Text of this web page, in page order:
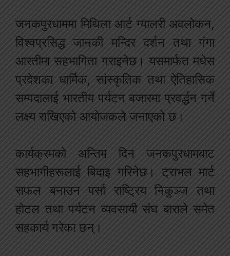
जनकपुरधाममा मिथिला आर्ट ग्यालरी अवलोकन,
विश्वप्रसिद्ध जानकी मन्दिर दर्शन तथा गंगा
आरतीमा सहभागिता गराइनेछ। यसमार्फत मधेस
प्रदेशका धार्मिक, सांस्कृतिक तथा ऐतिहासिक
सम्पदालाई भारतीय पर्यटन बजारमा प्रवर्द्धन गर्ने
लक्ष्य राखिएको आयोजकले जनाएको छ।
कार्यक्रमको अन्तिम दिन जनकपुरधामबाट
सहभागीहरूलाई बिदाइ गरिनेछ। ट्राभल मार्ट
सफल बनाउन पर्सा राष्ट्रिय निकुञ्ज तथा
होटल तथा पर्यटन व्यवसायी संघ बाराले समेत
सहकार्य गरेका छन्।